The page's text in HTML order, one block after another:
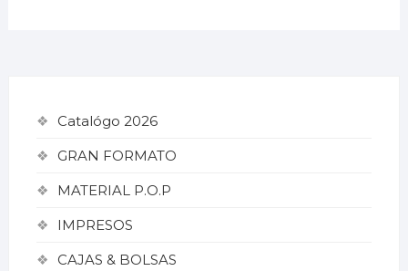
Catalógo 2026
GRAN FORMATO
MATERIAL P.O.P
IMPRESOS
CAJAS & BOLSAS